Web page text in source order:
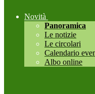
Novità
Panoramica
Le notizie
Le circolari
Calendario
Albo online